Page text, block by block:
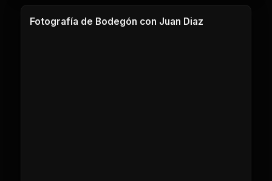
Fotografía de Bodegón con Juan Diaz